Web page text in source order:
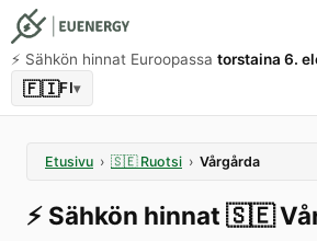
⚡️ Sähkön hinnat Euroopassa torstaina 6.
🇫🇮FI▾
Etusivu › 🇸🇪 Ruotsi › Vårgårda
⚡️ Sähkön hinnat 🇸🇪